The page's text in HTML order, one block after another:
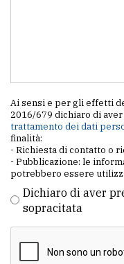
Ai sensi e per gli effetti
2016/679 dichiaro di
trattamento dei dati
finalità:
- Richiesta di contatto o
- Pubblicazione: le
potrebbero essere
Dichiaro di aver
sopracitata